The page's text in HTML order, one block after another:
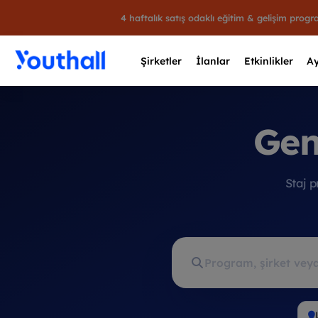
4 haftalık satış odaklı eğitim & gelişim
Şirketler İlanlar Etkinlikler
Staj